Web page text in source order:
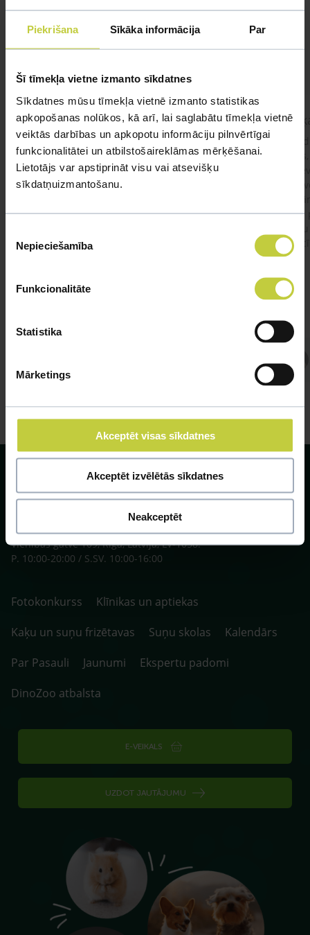
Piekrišana Sīkāka informācija Par
Šī tīmekļa vietne izmanto sīkdatnes
Sīkdatnes mūsu tīmekļa vietnē izmanto statistikas
apkopošanas nolūkos, kā arī, lai saglabātu tīmekļa vietnē
veiktās darbības un apkopotu informāciju pilnvērtīgai
funkcionalitātei un atbilstošaireklāmas mērķēšanai.
Lietotājs var apstiprināt visu vai atsevišķu
sīkdatņuizmantošanu.
izvēle
Nepieciešamība
Funkcionalitāte
Statistika
Mārketings
Akceptēt visas sīkdatnes
Akceptēt izvēlētās sīkdatnes
Neakceptēt
UZDOT JAUTĀJUMU
kaķis apēdis plēvi
Ja kaķim gadījies apēst plastiku ,ko ieklāj zem
garnelēm kārbiņās apakšā.Kādas sekas varētu
būt?Kā kaķis varētu reağēt...Ko darīt?
#kakis #apedis #plevi
Veterinārārsts
viņš
SIA ZOO Centrs, LV40003622166,
Vienības gatve 109, Rīga, Latvija, LV-1058.
P. 10:00-20:00 / S.SV. 10:00-16:00
Fotokonkurss
Klīnikas un aptiekas
Kaķu un suņu frizētavas
Suņu skolas
Kalendārs
Par Pasauli
Jaunumi
Ekspertu padomi
DinoZoo atbalsta
E-VEIKALS
UZDOT JAUTĀJUMU